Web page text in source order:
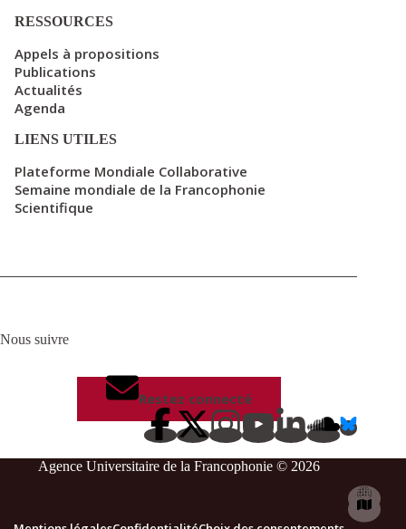
RESSOURCES
Appels à propositions
Publications
Actualités
Agenda
LIENS UTILES
Plateforme Mondiale Collaborative
Semaine mondiale de la Francophonie
Scientifique
Nous suivre
Restez connecté
Agence Universitaire de la Francophonie © 2026